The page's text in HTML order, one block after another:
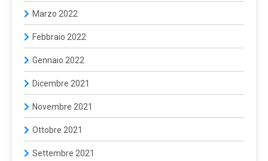
Marzo 2022
Febbraio 2022
Gennaio 2022
Dicembre 2021
Novembre 2021
Ottobre 2021
Settembre 2021